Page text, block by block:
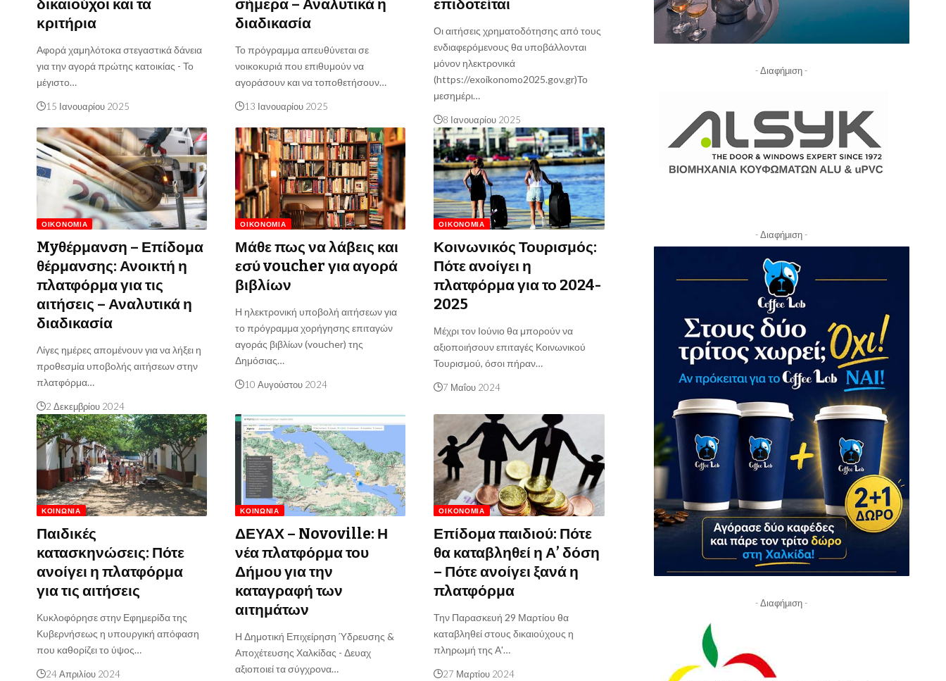
δικαιούχοι και τα
κριτήρια
Αφορά χαμηλότοκα στεγαστικά δάνεια
για την αγορά πρώτης κατοικίας - Το
μέγιστο…
15 Ιανουαρίου 2025
σήμερα – Αναλυτικά η
διαδικασία
Το πρόγραμμα απευθύνεται σε
νοικοκυριά που επιθυμούν να
αγοράσουν και να τοποθετήσουν…
13 Ιανουαρίου 2025
επιδοτείται
Οι αιτήσεις χρηματοδότησης από τους
ενδιαφερόμενους θα υποβάλλονται
μόνον ηλεκτρονικά
(https://exoikonomo2025.gov.gr)Το
μεσημέρι…
8 Ιανουαρίου 2025
ΟΙΚΟΝΟΜΊΑ
Myθέρμανση – Επίδομα
θέρμανσης: Ανοικτή η
πλατφόρμα για τις
αιτήσεις – Αναλυτικά η
διαδικασία
Λίγες ημέρες απομένουν για να λήξει η
προθεσμία υποβολής αιτήσεων στην
πλατφόρμα…
2 Δεκεμβρίου 2024
ΟΙΚΟΝΟΜΊΑ
Μάθε πως να λάβεις και
εσύ voucher για αγορά
βιβλίων
Η ηλεκτρονική υποβολή αιτήσεων για
το πρόγραμμα χορήγησης επιταγών
αγοράς βιβλίων (voucher) της
Δημόσιας…
10 Αυγούστου 2024
ΟΙΚΟΝΟΜΊΑ
Κοινωνικός Τουρισμός:
Πότε ανοίγει η
πλατφόρμα για το 2024-
2025
Μέχρι τον Ιούνιο θα μπορούν να
αξιοποιήσουν επιταγές Κοινωνικού
Τουρισμού, όσοι πήραν…
7 Μαΐου 2024
ΚΟΙΝΩΝΊΑ
Παιδικές
κατασκηνώσεις: Πότε
ανοίγει η πλατφόρμα
για τις αιτήσεις
Κυκλοφόρησε στην Εφημερίδα της
Κυβερνήσεως η υπουργική απόφαση
που καθορίζει το ύψος…
24 Απριλίου 2024
ΚΟΙΝΩΝΊΑ
ΔΕΥΑΧ – Novoville: Η
νέα πλατφόρμα του
Δήμου για την
καταγραφή των
αιτημάτων
Η Δημοτική Επιχείρηση Ύδρευσης &
Αποχέτευσης Χαλκίδας - Δευαχ
αξιοποιεί τα σύγχρονα…
ΟΙΚΟΝΟΜΊΑ
Επίδομα παιδιού: Πότε
θα καταβληθεί η Α’ δόση
– Πότε ανοίγει ξανά η
πλατφόρμα
Την Παρασκευή 29 Μαρτίου θα
καταβληθεί στους δικαιούχους η
πληρωμή της Α'…
27 Μαρτίου 2024
- Διαφήμιση -
- Διαφήμιση -
- Διαφήμιση -